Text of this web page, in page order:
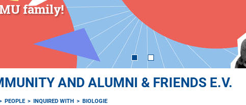
family!
AND ALUMNI & FRIENDS E.V.
PEOPLE INQUIRED WITH BIOLOGIE